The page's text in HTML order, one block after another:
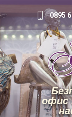
0895
офис